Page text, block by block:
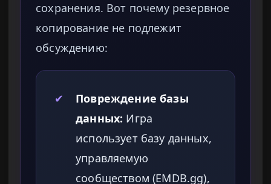
сохранения. Вот почему резервное
копирование не подлежит
обсуждению:
✔
Повреждение базы
данных: Игра
использует базу данных,
управляемую
сообществом (EMDB.gg),